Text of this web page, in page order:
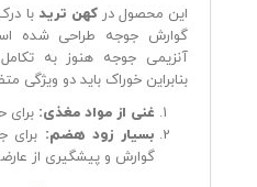
این محصول درکهن ترید با
گوارش جوجه طراحی شده
آنزیمی جوجه هنوز به
بنابراین خوراک باید دو ویژگی
غنی از مواد مغذی: برای
بسیار زود هضم: برای
گوارش و پیشگیری از